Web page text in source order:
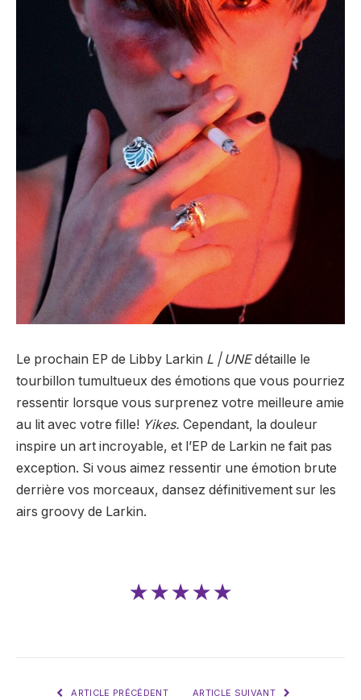
Le prochain EP de Libby Larkin L | UNEdétaille le
tourbillon tumultueux des émotions que vous pourriez
ressentir lorsque vous surprenez votre meilleure amie
au lit avec votre fille! Yikes. Cependant, la douleur
inspire un art incroyable, et l’EP de Larkin ne fait pas
exception. Si vous aimez ressentir une émotion brute
derrière vos morceaux, dansez définitivement sur les
airs groovy de Larkin.
★★★★★
ARTICLE PRÉCÉDENT ARTICLE SUIVANT